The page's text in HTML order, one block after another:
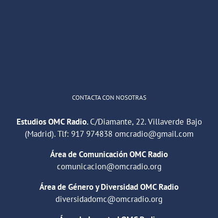
CONTACTA CON NOSOTRAS
Estudios OMC Radio.C/Diamante, 22. Villaverde Bajo
(Madrid). Tlf: 917 974838 omcradio@gmail.com
Área de Comunicación OMC Radio
comunicacion@omcradio.org
Área de Género y Diversidad OMC Radio
diversidadomc@omcradio.org